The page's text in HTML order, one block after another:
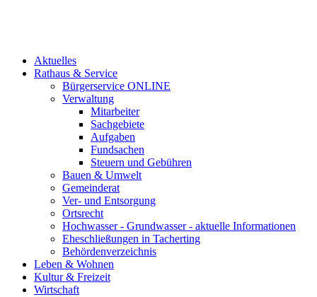
Aktuelles
Rathaus & Service
Bürgerservice ONLINE
Verwaltung
Mitarbeiter
Sachgebiete
Aufgaben
Fundsachen
Steuern und Gebühren
Bauen & Umwelt
Gemeinderat
Ver- und Entsorgung
Ortsrecht
Hochwasser - Grundwasser - aktuelle Informationen
Eheschließungen in Tacherting
Behördenverzeichnis
Leben & Wohnen
Kultur & Freizeit
Wirtschaft